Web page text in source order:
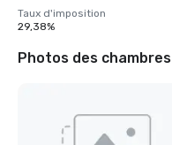
Taux d'imposition
29,38%
Photos des chambres